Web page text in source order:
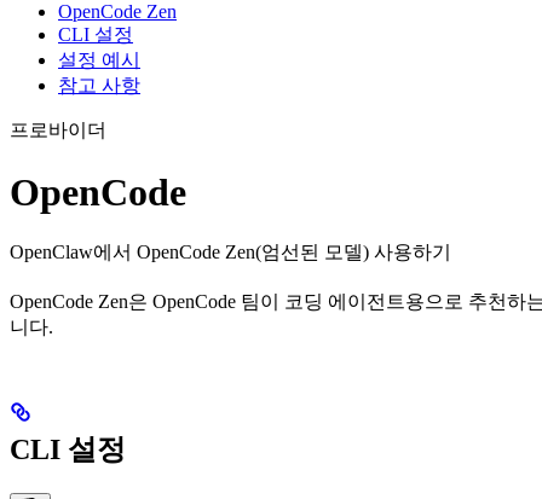
OpenCode Zen
CLI 설정
설정 예시
참고 사항
프로바이더
OpenCode
OpenClaw에서 OpenCode Zen(엄선된 모델) 사용하기
OpenCode Zen은 OpenCode 팀이 코딩 에이전트용으로 추천하
니다.
CLI 설정